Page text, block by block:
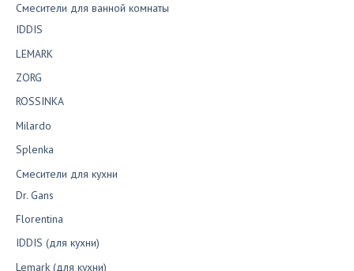
Смесители для ванной комнаты
IDDIS
LEMARK
ZORG
ROSSINKA
Milardo
Splenka
Смесители для кухни
Dr. Gans
Florentina
IDDIS (для кухни)
Lemark (для кухни)